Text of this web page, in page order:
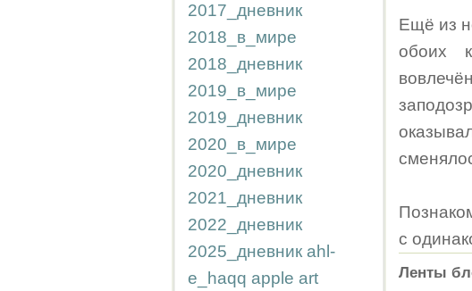
2017_дневник
2018_в_мире
2018_дневник
2019_в_мире
2019_дневник
2020_в_мире
2020_дневник
2021_дневник
2022_дневник
2025_дневник ahl-
e_haqq apple art
Ещё из
обоих
с
Ленты